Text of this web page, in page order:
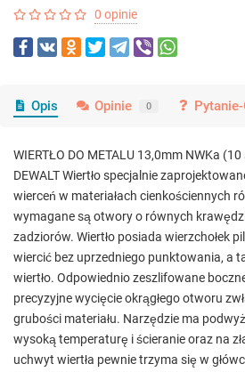
0 opinie
Opis Opinie 0
WIERTŁO DO METALU 13,0mm NWKa
DEWALT Wiertło specjalnie
wierceń w materiałach cienkościennych
wymagane są otwory o równych
zadziorów. Wiertło posiada wierzchołek
wiercić bez uprzedniego punktowania, a
wiertło. Odpowiednio zeszlifowane
precyzyjne wycięcie okrągłego otworu
grubości materiału. Narzędzie ma
wysoką temperaturę i ścieranie oraz na
uchwyt wiertła pewnie trzyma się w